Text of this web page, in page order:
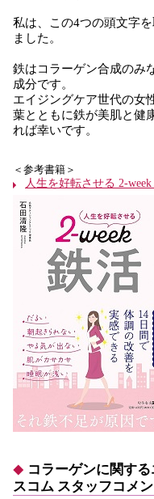
私は、この4つの頭文字
ました。
鉄はコラーゲン合成のみ
成分です。
エイジングケア世代の女
葉とともに鉄が美肌と健
れば幸いです。
＜参考書籍＞
人生を好転させる 2-
コラーゲンに関す
スコム スタッフコメン